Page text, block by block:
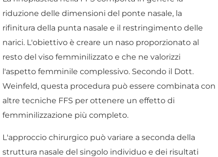
riduzione delle dimensioni del ponte nasale, la
rifinitura della punta nasale e il restringimento delle
narici. L'obiettivo è creare un naso proporzionato al
resto del viso femminilizzato e che ne valorizzi
l'aspetto femminile complessivo. Secondo il Dott.
Weinfeld, questa procedura può essere combinata con
altre tecniche FFS per ottenere un effetto di
femminilizzazione più completo.
L'approccio chirurgico può variare a seconda della
struttura nasale del singolo individuo e dei risultati